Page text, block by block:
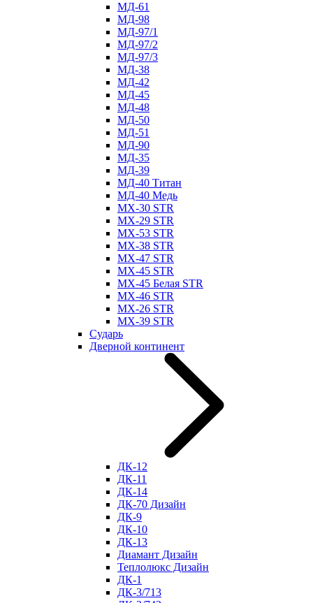
МД-61
МД-98
МД-97/1
МД-97/2
МД-97/3
МД-38
МД-42
МД-45
МД-48
МД-50
МД-51
МД-90
МД-35
МД-39
МД-40 Титан
МД-40 Медь
МХ-30 STR
МХ-29 STR
МХ-53 STR
МХ-38 STR
МХ-47 STR
МХ-45 STR
МХ-45 Белая STR
МХ-46 STR
МХ-26 STR
МХ-39 STR
Сударь
Дверной континент
ДК-12
ДК-11
ДК-14
ДК-70 Дизайн
ДК-9
ДК-10
ДК-13
Диамант Дизайн
Теплолюкс Дизайн
ДК-1
ДК-3/713